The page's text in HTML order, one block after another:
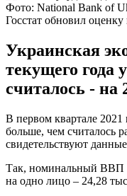
Фото: National Bank of
Госстат обновил
Украинская
текущего года
считалось - на
В первом квартале
больше, чем считалось
свидетельствуют
Так, номинальный ВВП
на одно лицо – 24,28